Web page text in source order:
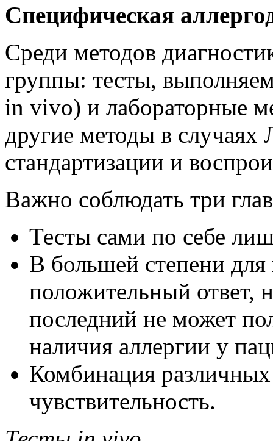
Специфическая
Среди методов
группы: тесты,
in vivo) и лабораторные
другие методы в
стандартизации и
Важно соблюдать три
Тесты сами по себе
В большей степени
положительный ответ,
последний не может
наличия аллергии у
Комбинация
чувствительность.